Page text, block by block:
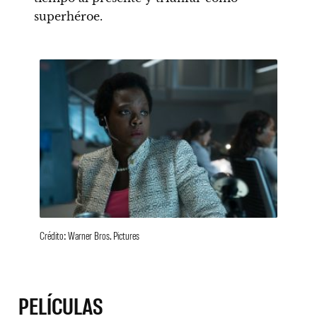
superhéroe.
Crédito: Warner Bros. Pictures
PELÍCULAS